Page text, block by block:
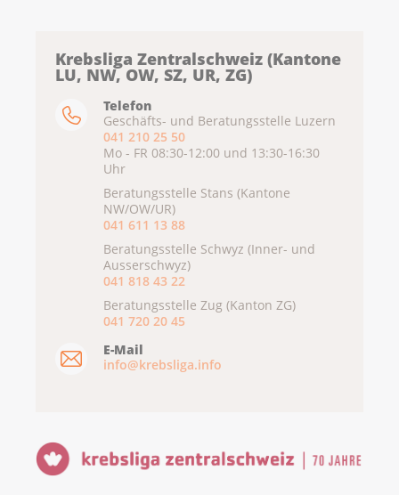
Krebsliga Zentralschweiz (Kantone
LU, NW, OW, SZ, UR, ZG)
Telefon
Geschäfts- und Beratungsstelle Luzern
041 210 25 50
Mo - FR 08:30-12:00 und 13:30-16:30
Uhr
Beratungsstelle Stans (Kantone
NW/OW/UR)
041 611 13 88
Beratungsstelle Schwyz (Inner- und
Ausserschwyz)
041 818 43 22
Beratungsstelle Zug (Kanton ZG)
041 720 20 45
E-Mail
info@krebsliga.info